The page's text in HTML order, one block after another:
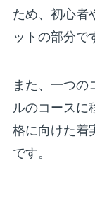
ため、初心者
ットの部分で
また、一つの
ルのコースに
格に向けた着
です。